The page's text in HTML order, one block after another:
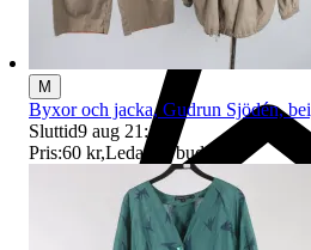
M
Byxor och jacka, Gudrun Sjödén,
Sluttid9 aug 21:10
Pris:60 kr,Ledande bud.